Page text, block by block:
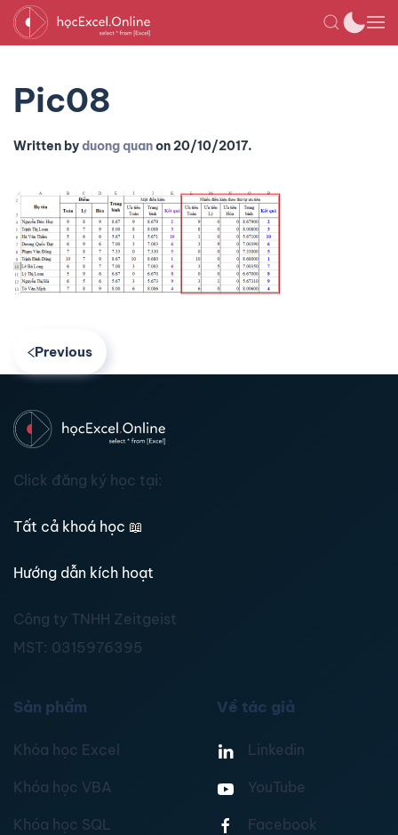
Pic08
Written byduong quanon20/10/2017.
Previous
Click đăng ký học tại:
Tất cả khoá học 📖
Hướng dẫn kích hoạt
Công ty TNHH Zeitgeist
MST: 0315976395
Sản phẩm
Khóa học Excel
Khóa học VBA
Khóa học SQL
Về tác giả
Linkedin
YouTube
Facebook